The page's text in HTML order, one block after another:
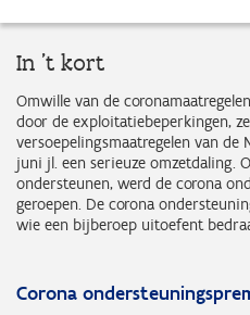
In 't kort
Omwille van de
door de exploitatiebeperkingen,
versoepelingsmaatregelen van de
juni jl. een serieuze omzetdaling.
ondersteunen, werd de corona
geroepen. De corona
wie een bijberoep uitoefent
Corona